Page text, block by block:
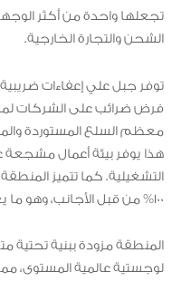
تجعلها واحدة من أكثر
الشحن والتجارة الخارجية.
توفر جبل علي إعفاءات
معظم السلع المستوردة
هذا يوفر بيئة أعمال مشجعة
التشغيلية. كما تتميز
100% من قبل الأجانب، وهو ما يعزز جذب الاستثمارات الأجنبية.
المنطقة مزودة ببنية
لوجستية عالمية المستوى،